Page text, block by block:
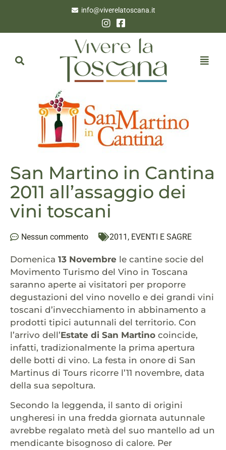
info@viverelatoscana.it
San Martino in Cantina
2011 all’assaggio dei
vini toscani
Nessun commento 2011 , EVENTI E SAGRE
Domenica 13 Novembre le cantine socie del
Movimento Turismo del Vino in Toscana
saranno aperte ai visitatori per proporre
degustazioni del vino novello e dei grandi vini
toscani d’invecchiamento in abbinamento a
prodotti tipici autunnali del territorio. Con
l’arrivo dell’Estate di San Martino coincide,
infatti, tradizionalmente la prima apertura
delle botti di vino. La festa in onore di San
Martinus di Tours ricorre l’11 novembre, data
della sua sepoltura.
Secondo la leggenda, il santo di origini
ungheresi in una fredda giornata autunnale
avrebbe regalato metà del suo mantello ad un
mendicante bisognoso di calore. Per